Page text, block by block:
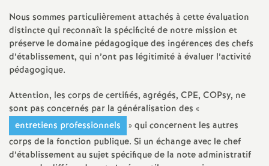
e
s
E
n
s
Nous sommes particulièrement attachés à cette évaluation
distincte qui reconnaît la spécificité de notre mission et
préserve le domaine pédagogique des ingérences des chefs
d’établissement, qui n’ont pas légitimité à évaluer l’activité
pédagogique.
Attention, les corps de certifiés, agrégés, CPE, COPsy, ne
sont pas concernés par la généralisation des «
entretiens professionnels
» qui concernent les autres
corps de la fonction publique. Si un échange avec le chef
d’établissement au sujet spécifique de la note administratif